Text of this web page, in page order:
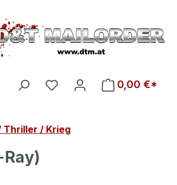
Du hast 0 Produkte auf
0,00 €*
Thriller / Krieg